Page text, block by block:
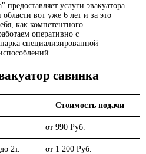
услуги эвакуатора
вот уже 6 лет и за это
как компетентного
оперативно с
специализированной
савинка
Стоимость подачи
от 990 Руб.
2т. от 1 200 Руб.